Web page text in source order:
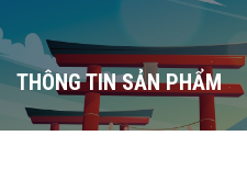
THÔNG TIN SẢN PHẨM